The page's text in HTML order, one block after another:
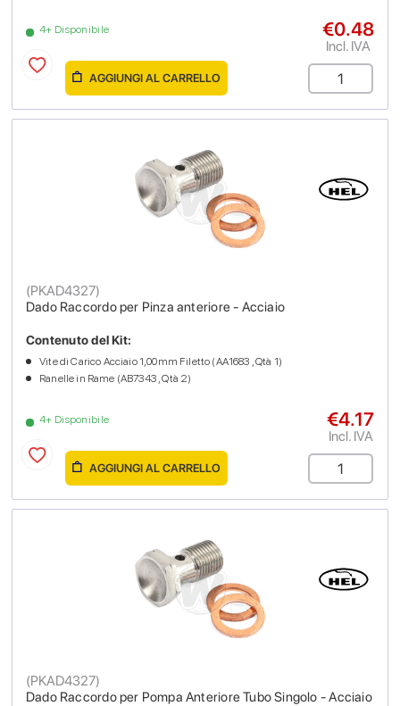
4+ Disponibile €0.48
Incl. IVA
AGGIUNGI AL CARRELLO
Dado Raccordo per Pinza anteriore - Acciaio
(PKAD4327)
4+ Disponibile
Contenuto del Kit:
Vite di Carico Acciaio 1,00mm Filetto (AA1683 , Qtà 1)
Ranelle in Rame (AB7343 , Qtà 2)
€4.17
Incl. IVA
AGGIUNGI AL CARRELLO
Dado Raccordo per Pompa Anteriore Tubo Singolo - Acciaio
(PKAD4327)